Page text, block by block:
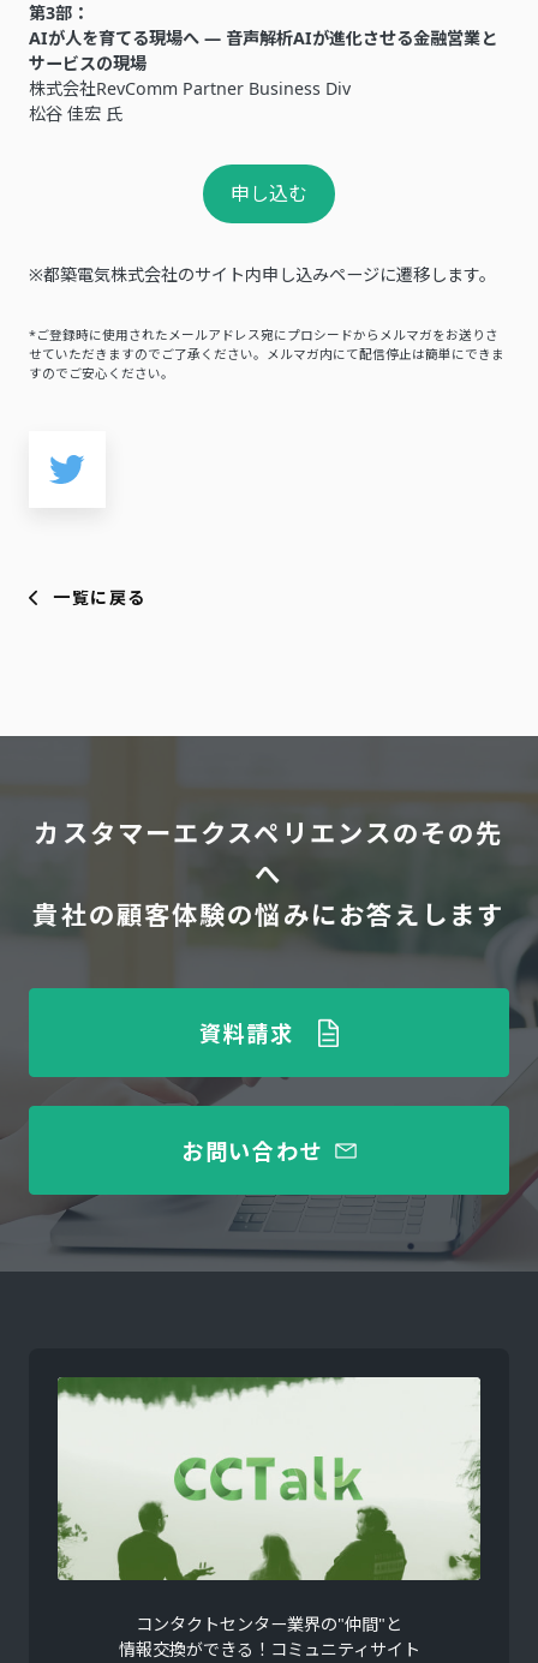
第3部：
AIが人を育てる現場へ ― 音声解析AIが進化させる金融営業と
サービスの現場
株式会社RevComm Partner Business Div
松谷 佳宏 氏
申し込む
※都築電気株式会社のサイト内申し込みページに遷移します。
*ご登録時に使用されたメールアドレス宛にプロシードからメルマガをお送りさ
せていただきますのでご了承ください。メルマガ内にて配信停止は簡単にできま
すのでご安心ください。
一覧に戻る
カスタマーエクスペリエンスのその先
へ
貴社の顧客体験の悩みにお答えします
資料請求
お問い合わせ
コンタクトセンター業界の"仲間"と
情報交換ができる！コミュニティサイト